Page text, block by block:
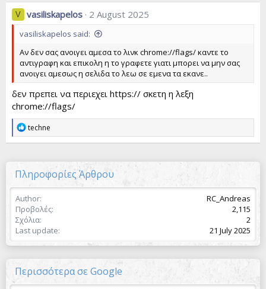
t
o
s
:
V vasiliskapelos 2 August 2025
vasiliskapelos said:
Αν δεν σας ανοιγει αμεσα το λινκ chrome://flags/ καντε το
αντιγραφη και επικολη η το γραφετε γιατι μπορει να μην σας
ανοιγει αμεσως η σελιδα το λεω σε εμενα τα εκανε..
δεν πρεπει να περιεχει https:// σκετη η λεξη
chrome://flags/
R
e
a
t
i
o
s
:
techne
Πληροφορίες Άρθρου
Author
RC_Andreas
Προβολές
2,115
Σχόλια
2
Last update
21 July 2025
Περισσότερα σε Google